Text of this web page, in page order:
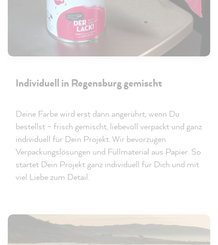
Individuell in Regensburg gemischt
Deine Farbe wird erst dann angerührt, wenn Du
bestellst – frisch gemischt, liebevoll verpackt und ganz
individuell für Dein Projekt. Wir bevorzugen
Verpackungslösungen und Füllmaterial aus Papier. So
startet Dein Projekt ganz individuell für Dich und mit
viel Liebe zum Detail.